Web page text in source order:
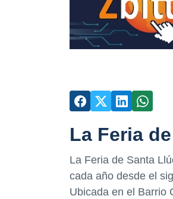
La Feria
La Feria de Santa
cada año desde el
Ubicada en el Barrio